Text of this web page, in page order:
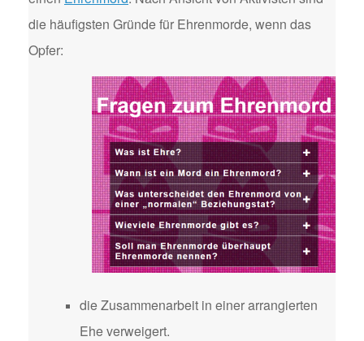
die häufigsten Gründe für Ehrenmorde, wenn das
Opfer:
die Zusammenarbeit in einer arrangierten
Ehe verweigert.